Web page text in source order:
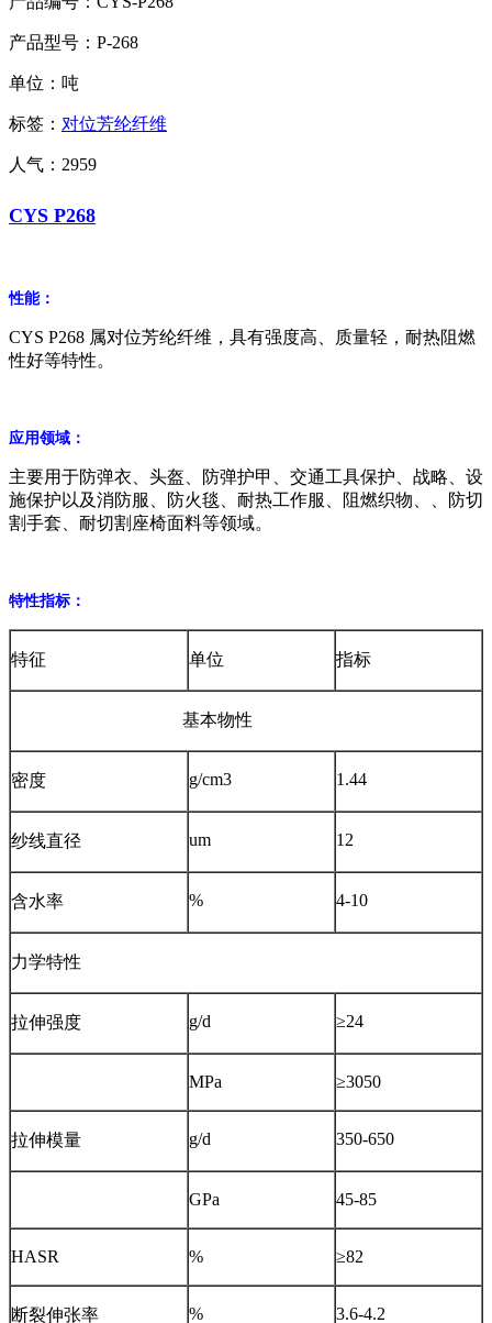
产品型号：P-268
单位：吨
标签： 对位芳纶纤维
人气：2959
CYS P268
性能：
CYS P268 属对位芳纶纤维，具有强度高、质量轻，耐热阻燃
性好等特性。
应用领域：
主要用于防弹衣、头盔、防弹护甲、交通工具保护、战略、设
施保护以及消防服、防火毯、耐热工作服、阻燃织物、、防切
割手套、耐切割座椅面料等领域。
特性指标：
特征 单位 指标
基本物性
密度 g/cm3 1.44
纱线直径 um 12
含水率 % 4-10
力学特性
拉伸强度 g/d ≥24
MPa ≥3050
拉伸模量 g/d 350-650
GPa 45-85
HASR % ≥82
断裂伸张率 % 3.6-4.2